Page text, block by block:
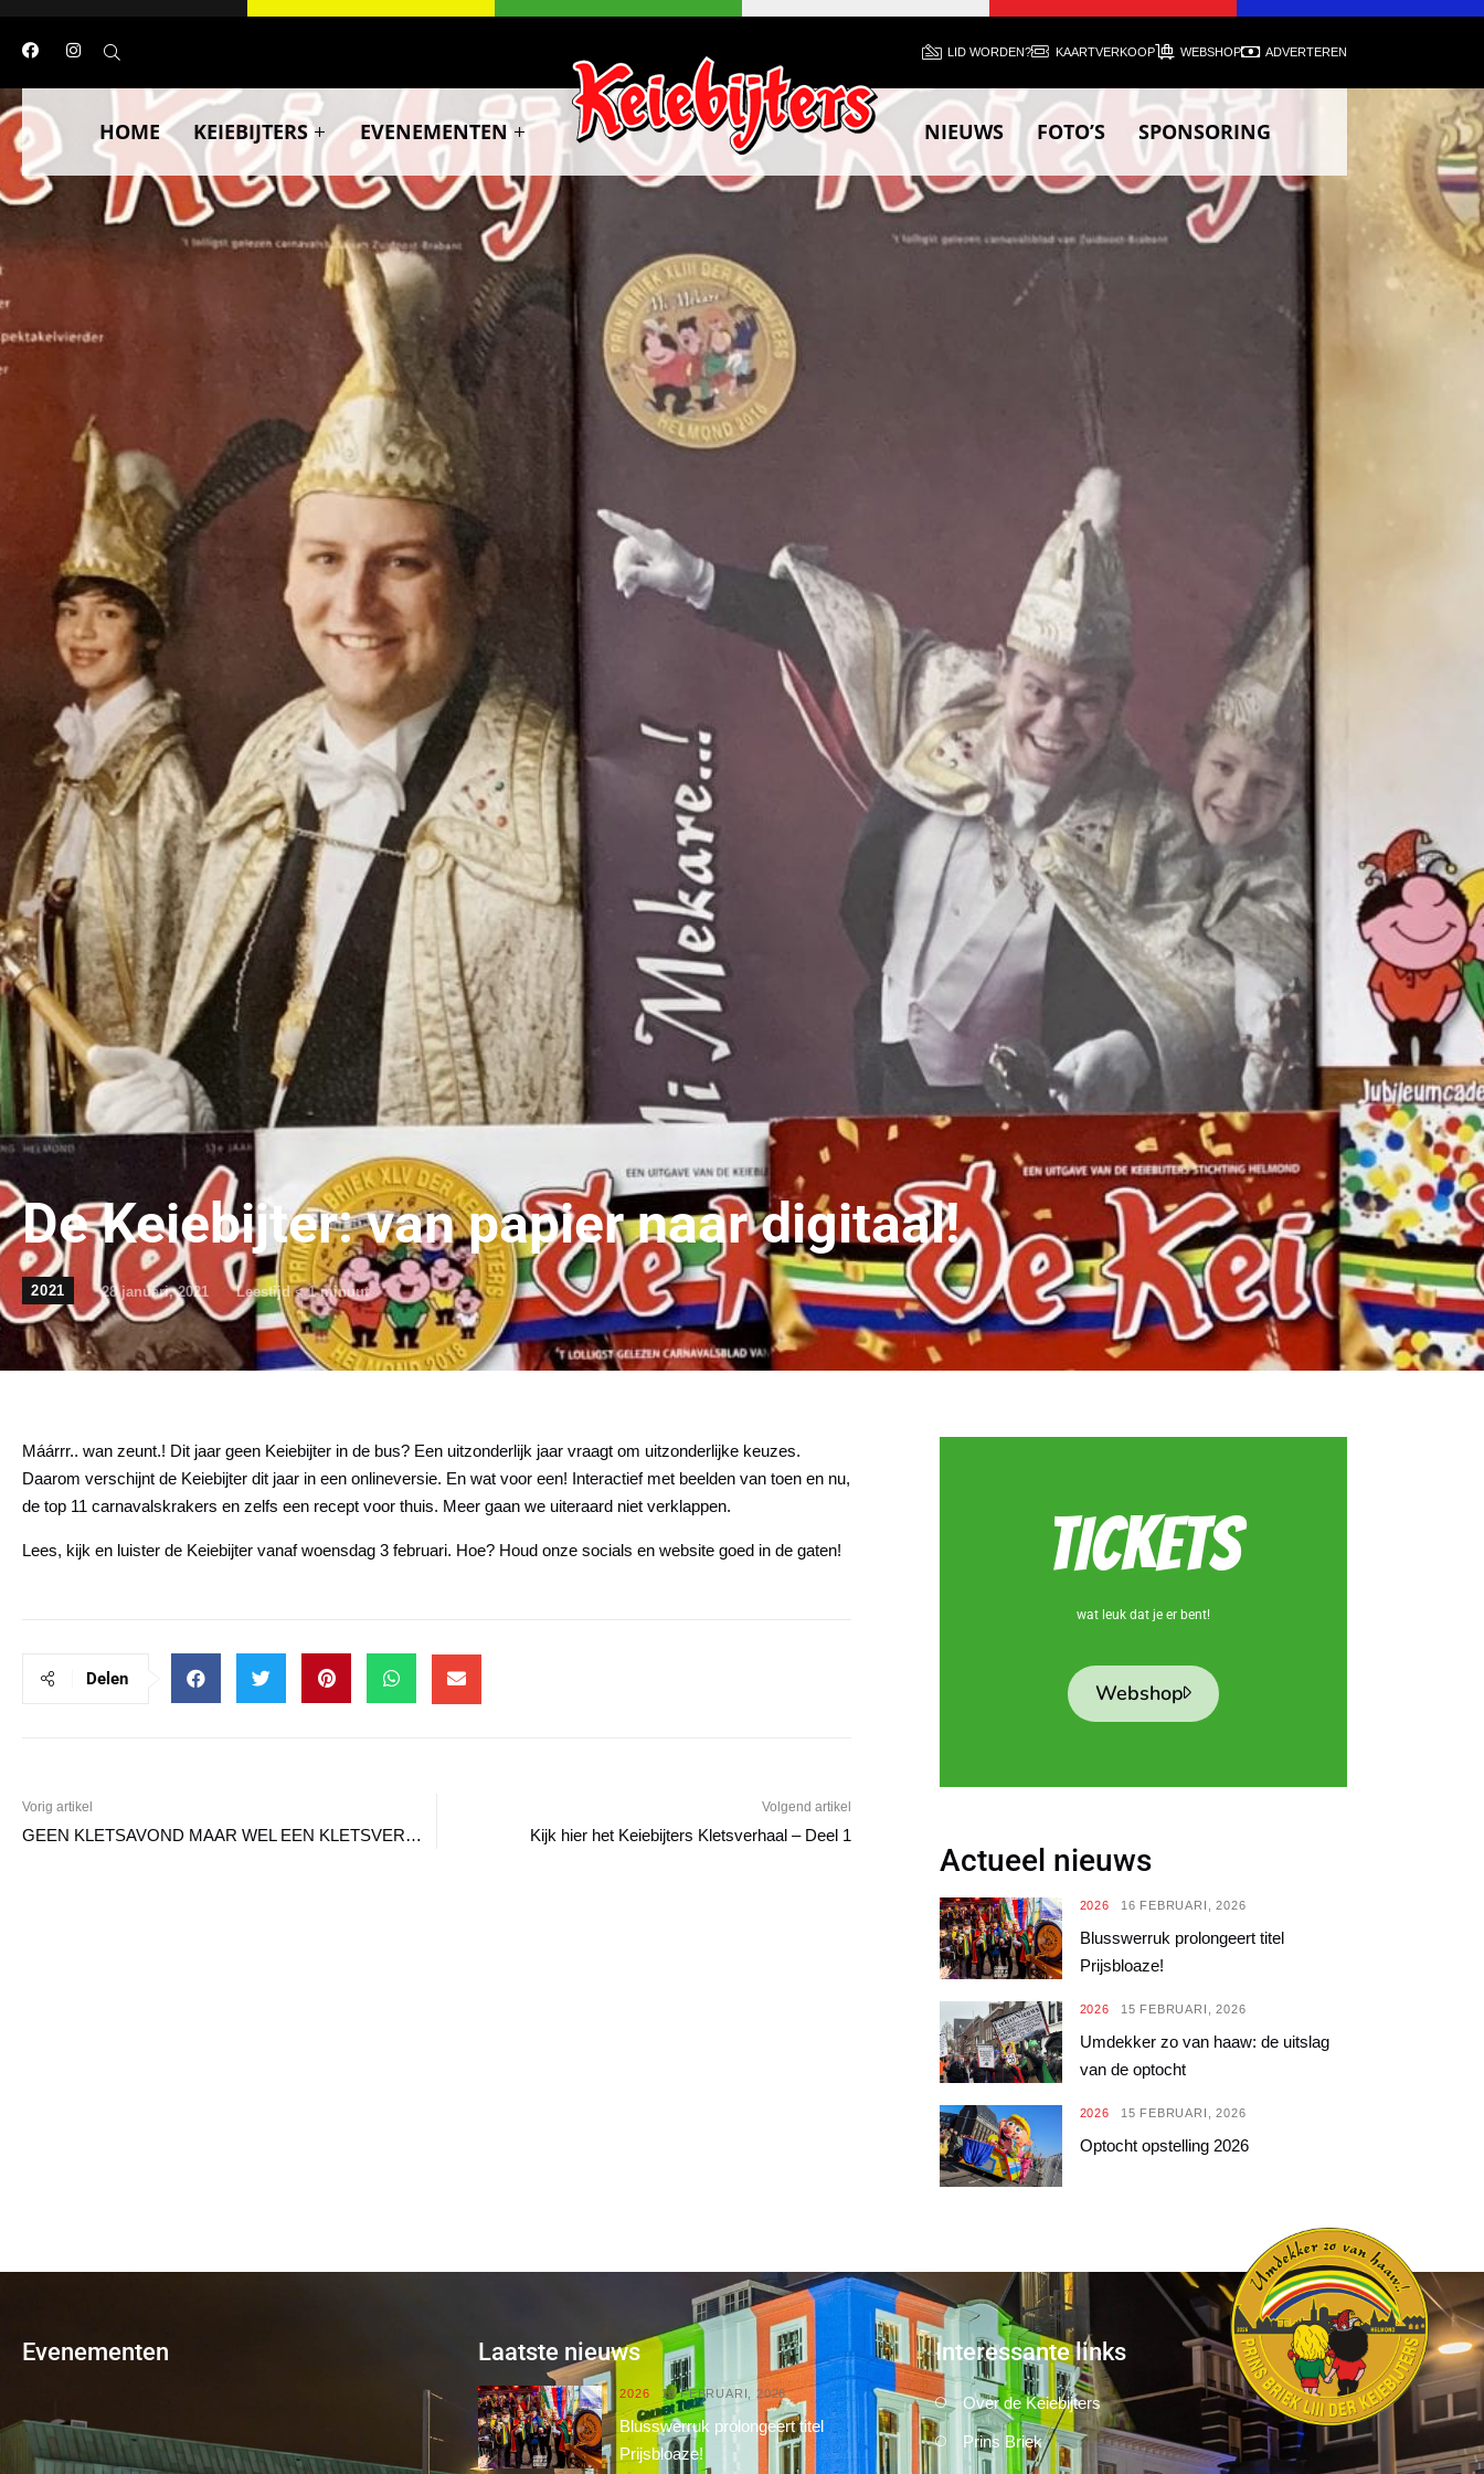
LID WORDEN? KAARTVERKOOP WEBSHOP ADVERTEREN
HOME KEIEBIJTERS EVENEMENTEN NIEUWS FOTO’S SPONSORING
De Keiebijter: van papier naar digitaal!
2021 28 januari, 2021 Leestijd < 1 minuut
Máárrr.. wan zeunt.! Dit jaar geen Keiebijter in de bus? Een uitzonderlijk jaar vraagt om uitzonderlijke keuzes.
Daarom verschijnt de Keiebijter dit jaar in een onlineversie. En wat voor een! Interactief met beelden van toen en nu,
de top 11 carnavalskrakers en zelfs een recept voor thuis. Meer gaan we uiteraard niet verklappen.
Lees, kijk en luister de Keiebijter vanaf woensdag 3 februari. Hoe? Houd onze socials en website goed in de gaten!
Delen
Vorig artikel
GEEN KLETSAVOND MAAR WEL EEN KLETSVERHAAL!
Volgend artikel
Kijk hier het Keiebijters Kletsverhaal – Deel 1
TICKETS
wat leuk dat je er bent!
Webshop
Actueel nieuws
2026 16 FEBRUARI, 2026
Blusswerruk prolongeert titel
Prijsbloaze!
2026 15 FEBRUARI, 2026
Umdekker zo van haaw: de uitslag
van de optocht
2026 15 FEBRUARI, 2026
Optocht opstelling 2026
Evenementen Laatste nieuws
2026 16 FEBRUARI, 2026
Blusswerruk prolongeert titel
Prijsbloaze!
Interessante links
Over de Keiebijters
Prins Briek